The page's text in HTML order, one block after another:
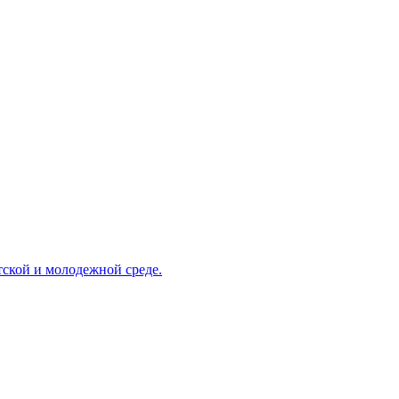
и молодежной среде.